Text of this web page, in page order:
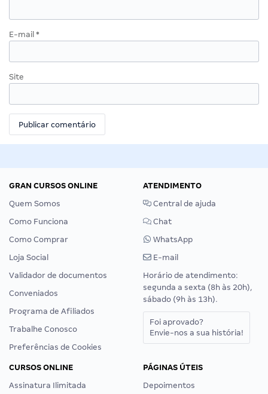
E-mail *
Site
GRAN CURSOS ONLINE
Quem Somos
Como Funciona
Como Comprar
Loja Social
Validador de documentos
Conveniados
Programa de Afiliados
Trabalhe Conosco
Preferências de Cookies
ATENDIMENTO
Central de ajuda
Chat
WhatsApp
E-mail
Horário de atendimento:
segunda a sexta (8h às 20h),
sábado (9h às 13h).
Foi aprovado?
Envie-nos a sua história!
CURSOS ONLINE
Assinatura Ilimitada
PÁGINAS ÚTEIS
Depoimentos